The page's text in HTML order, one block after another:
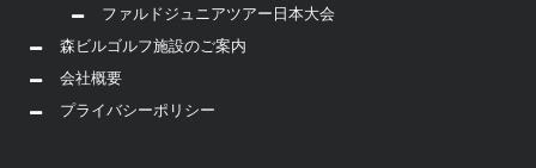
ファルドジュニアツアー日本大会
森ビルゴルフ施設のご案内
会社概要
プライバシーポリシー